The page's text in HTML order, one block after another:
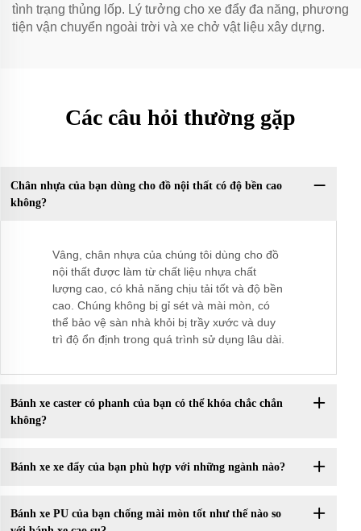
tình trạng thủng lốp. Lý tưởng cho xe đẩy đa năng, phương
tiện vận chuyển ngoài trời và xe chở vật liệu xây dựng.
Các câu hỏi thường gặp
Chân nhựa của bạn dùng cho đồ nội thất có độ bền cao
không?
Vâng, chân nhựa của chúng tôi dùng cho đồ
nội thất được làm từ chất liệu nhựa chất
lượng cao, có khả năng chịu tải tốt và độ bền
cao. Chúng không bị gỉ sét và mài mòn, có
thể bảo vệ sàn nhà khỏi bị trầy xước và duy
trì độ ổn định trong quá trình sử dụng lâu dài.
Bánh xe caster có phanh của bạn có thể khóa chắc chắn
không?
Bánh xe xe đẩy của bạn phù hợp với những ngành nào?
Bánh xe PU của bạn chống mài mòn tốt như thế nào so